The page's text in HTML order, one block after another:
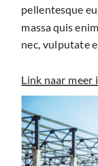
pellentesque
massa quis
nec, vulputate
Link naar